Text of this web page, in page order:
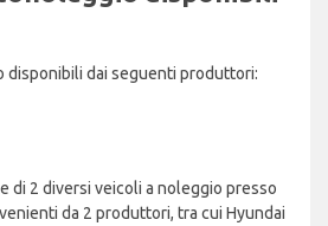
disponibili dai seguenti produttori:
di 2 diversi veicoli a noleggio presso
da 2 produttori, tra cui Hyundai